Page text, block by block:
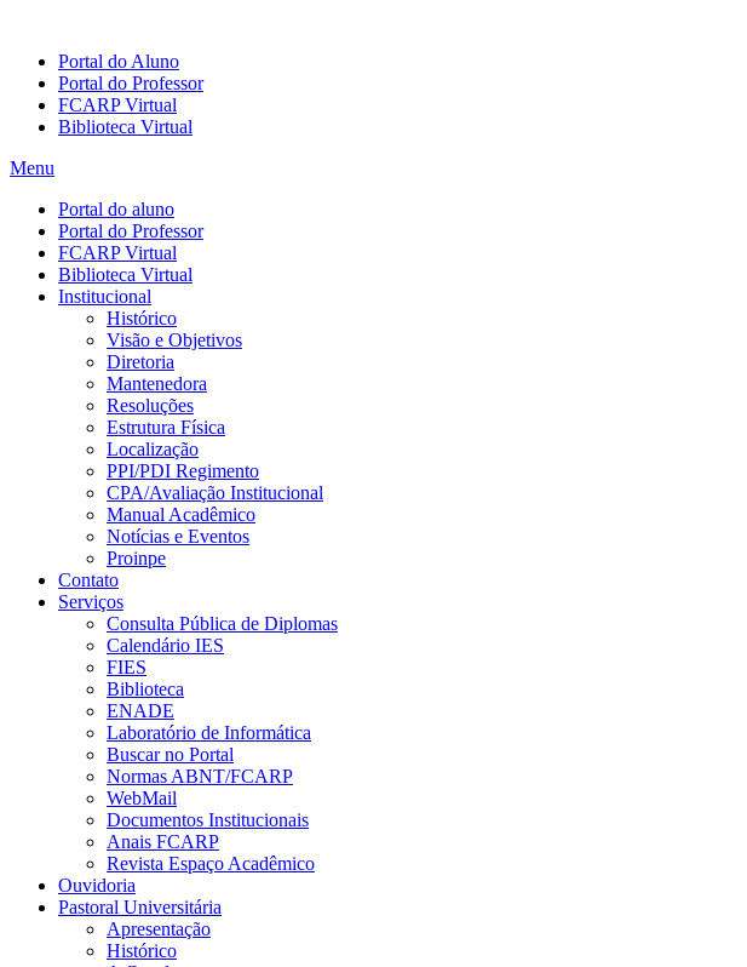
Portal do Aluno
Portal do Professor
FCARP Virtual
Biblioteca Virtual
Menu
Portal do aluno
Portal do Professor
FCARP Virtual
Biblioteca Virtual
Institucional
Histórico
Visão e Objetivos
Diretoria
Mantenedora
Resoluções
Estrutura Física
Localização
PPI/PDI Regimento
CPA/Avaliação Institucional
Manual Acadêmico
Notícias e Eventos
Proinpe
Contato
Serviços
Consulta Pública de Diplomas
Calendário IES
FIES
Biblioteca
ENADE
Laboratório de Informática
Buscar no Portal
Normas ABNT/FCARP
WebMail
Documentos Institucionais
Anais FCARP
Revista Espaço Acadêmico
Ouvidoria
Pastoral Universitária
Apresentação
Histórico